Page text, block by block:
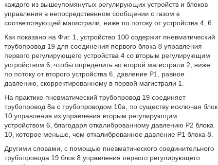
каждого из вышеупомянутых регулирующих устройств и блоков
управления в непосредственном сообщении с газом в
соответствующей магистрали, ниже по потоку от устройства 4, 6.
Как показано на Фиг. 1, устройство 100 содержит пневматический
трубопровод 19 для соединения первого блока 8 управления
первого регулирующего устройства 4 со вторым регулирующим
устройством 6, чтобы определить во второй магистрали 2, ниже
по потоку от второго устройства 6, давление Р1, равное
давлению, скорректированному в первой магистрали 1.
На практике пневматический трубопровод 19 соединяет
трубопровод 8а с трубопроводом 10а, по существу исключая блок
10 управления из управления вторым регулирующим
устройством 6, благодаря откалиброванному давлению Р2 блока
10, которое меньше, чем откалиброванное давление Р1 блока 8.
Другими словами, с помощью пневматического соединительного
трубопровода 19 блок 8 управления первого регулирующего